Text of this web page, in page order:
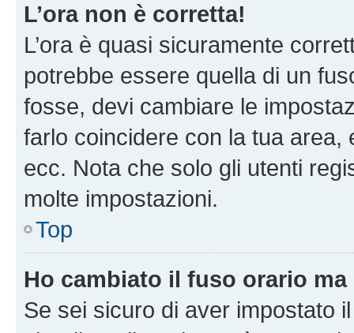
L’ora non è corretta!
L’ora è quasi sicuramente
potrebbe essere quella di un
fosse, devi cambiare le
farlo coincidere con la tua area,
ecc. Nota che solo gli utenti
molte impostazioni.
Top
Ho cambiato il fuso orario ma
Se sei sicuro di aver impostato